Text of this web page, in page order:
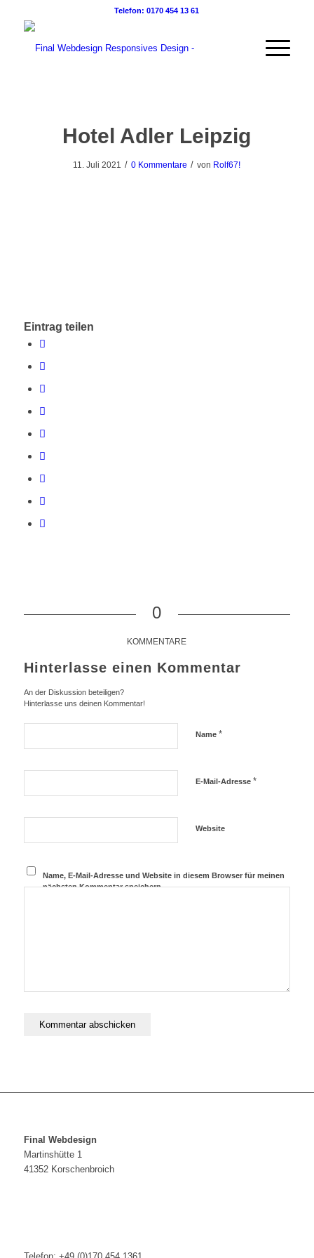
Telefon: 0170 454 13 61
Hotel Adler Leipzig
11. Juli 2021 / 0 Kommentare / von Rolf67!
Eintrag teilen
0
KOMMENTARE
Hinterlasse einen Kommentar
An der Diskussion beteiligen?
Hinterlasse uns deinen Kommentar!
Name *
E-Mail-Adresse *
Website
Name, E-Mail-Adresse und Website in diesem Browser für meinen
nächsten Kommentar speichern.
Final Webdesign
Martinshütte 1
41352 Korschenbroich